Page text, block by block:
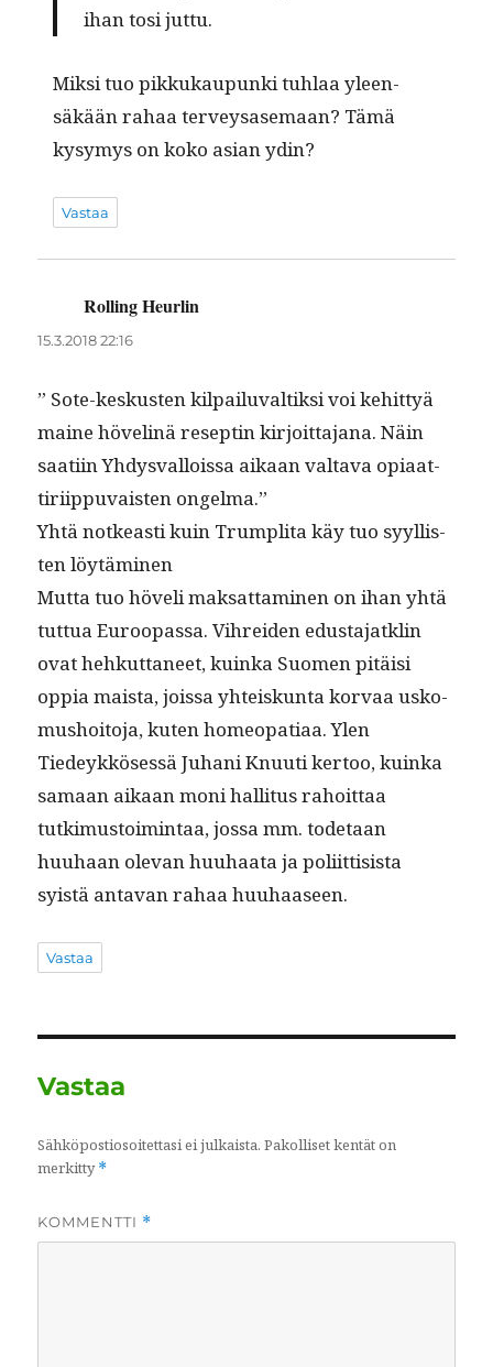
ihan tosi juttu.
Mik­si tuo pikkukaupun­ki tuh­laa yleen­
säkään rahaa ter­veysase­maan? Tämä
kysymys on koko asian ydin?
Vastaa
Rolling Heurlin
15.3.2018 22:16
” Sote-keskusten kil­pailu­valtik­si voi kehit­tyä
maine hövelinä reseptin kir­joit­ta­jana. Näin
saati­in Yhdys­val­lois­sa aikaan val­ta­va opi­aat­
tiri­ip­pu­vais­ten ongelma.”
Yhtä notkeasti kuin Trum­pli­ta käy tuo syyl­lis­
ten löytäminen
Mut­ta tuo höveli mak­sat­ta­mi­nen on ihan yhtä
tut­tua Euroopas­sa. Vihrei­den edus­ta­jatk­lin
ovat hehkut­ta­neet, kuin­ka Suomen pitäisi
oppia maista, jois­sa yhteiskun­ta kor­vaa usko­
mushoito­ja, kuten home­opa­ti­aa. Ylen
Tiedeykkösessä Juhani Knuu­ti ker­too, kuin­ka
samaan aikaan moni hal­li­tus rahoit­taa
tutkimus­toim­intaa, jos­sa mm. tode­taan
huuhaan ole­van huuhaa­ta ja poli­it­ti­sista
syistä anta­van rahaa huuhaaseen.
Vastaa
Vastaa
Sähköpostiosoitettasi ei julkaista. Pakolliset kentät on
merkitty*
KOMMENTTI *